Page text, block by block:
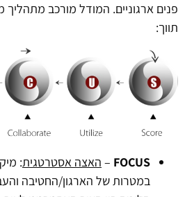
תווך:
FOCUS
– האצה אסטרטגית:
במטרות של הארגון/החטיבה